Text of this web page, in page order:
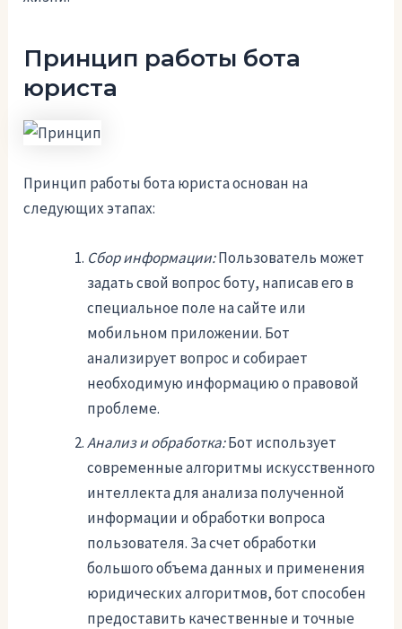
Принцип работы бота
юриста
Принцип работы бота юриста основан на
следующих этапах:
Сбор информации:Пользователь может
задать свой вопрос боту, написав его в
специальное поле на сайте или
мобильном приложении. Бот
анализирует вопрос и собирает
необходимую информацию о правовой
проблеме.
Анализ и обработка:Бот использует
современные алгоритмы искусственного
интеллекта для анализа полученной
информации и обработки вопроса
пользователя. За счет обработки
большого объема данных и применения
юридических алгоритмов, бот способен
предоставить качественные и точные